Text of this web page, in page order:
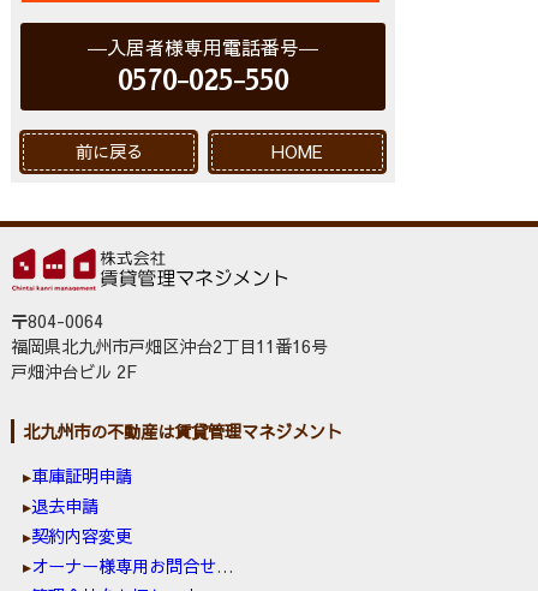
入居者様専用電話番号
0570-025-550
前に戻る HOME
〒804-0064
福岡県北九州市戸畑区沖台2丁目11番16号
戸畑沖台ビル 2F
北九州市の不動産は賃貸管理マネジメント
車庫証明申請
退去申請
契約内容変更
オーナー様専用お問合せ窓口